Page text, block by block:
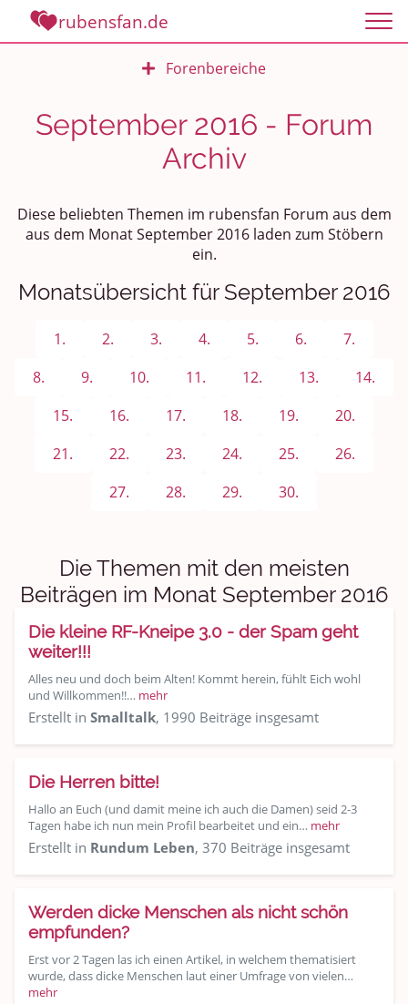
rubensfan.de
Forenbereiche
Rundum Leben
Politik und Weltgeschehen
Persönliches
Treffen und Stammtische
Sport & Freizeit
Shopping und Bekleidung
Urlaub und Reisen
Kochen, Backen und Genießen
Anregungen und Support
Gewicht reduzieren
September 2016 - Forum
Archiv
Diese beliebten Themen im rubensfan Forum aus dem
aus dem Monat September 2016 laden zum Stöbern
ein.
Monatsübersicht für September 2016
1. 2. 3. 4. 5. 6.
7.
8.
9. 10. 11. 12. 13.
14.
15.
16. 17. 18. 19.
20.
21.
22. 23. 24. 25.
26.
27.
28. 29. 30.
Die Themen mit den meisten
Beiträgen im Monat September 2016
Die kleine RF-Kneipe 3.0 - der Spam geht
weiter!!!
Alles neu und doch beim Alten! Kommt herein, fühlt Eich wohl
und Willkommen!!… mehr
Erstellt in Smalltalk, 1990 Beiträge insgesamt
Die Herren bitte!
Hallo an Euch (und damit meine ich auch die Damen) seid 2-3
Tagen habe ich nun mein Profil bearbeitet und ein… mehr
Erstellt in Rundum Leben, 370 Beiträge insgesamt
Werden dicke Menschen als nicht schön
empfunden?
Erst vor 2 Tagen las ich einen Artikel, in welchem thematisiert
wurde, dass dicke Menschen laut einer Umfrage von vielen…
mehr